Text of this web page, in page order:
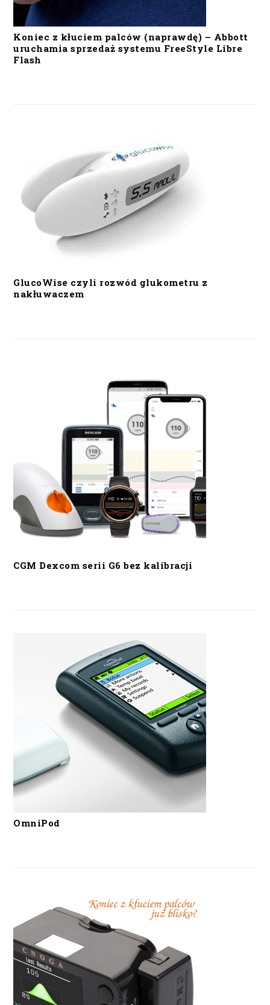
Koniec z kłuciem palców (naprawdę) – Abbott
uruchamia sprzedaż systemu FreeStyle Libre
Flash
GlucoWise czyli rozwód glukometru z
nakłuwaczem
CGM Dexcom serii G6 bez kalibracji
OmniPod